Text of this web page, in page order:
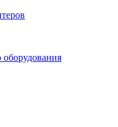
оборудования